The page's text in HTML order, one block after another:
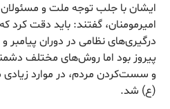
ایشان با جلب توجه ملت و
امیرمومنان، گفتند: باید دقت کرد
درگیری‌های نظامی در دوران
پیروز بود اما روش‌های مختلف
و سست‌کردن مردم، در موارد زیادی
(ع) شد.